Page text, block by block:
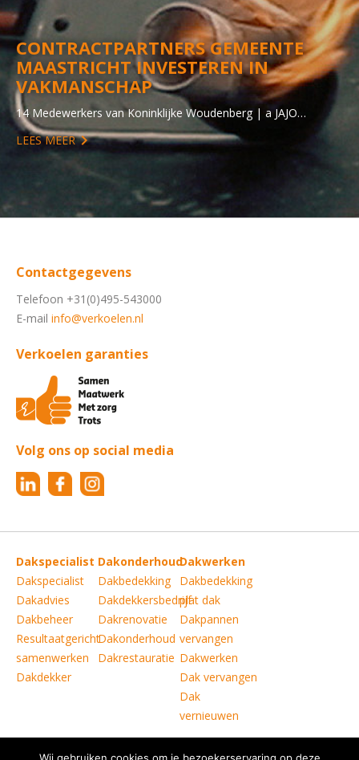
CONTRACTPARTNERS GEMEENTE
MAASTRICHT INVESTEREN IN
VAKMANSCHAP
14 Medewerkers van Koninklijke Woudenberg | a JAJO…
LEES MEER
Contactgegevens
Telefoon +31(0)495-543000
E-mail info@verkoelen.nl
Verkoelen garanties
Volg ons op social media
Dakspecialist
Dakspecialist
Dakadvies
Dakbeheer
Resultaatgericht
samenwerken
Dakdekker
Dakonderhoud
Dakbedekking
Dakdekkersbedrijf
Dakrenovatie
Dakonderhoud
Dakrestauratie
Dakwerken
Dakbedekking
plat dak
Dakpannen
vervangen
Dakwerken
Dak vervangen
Dak
vernieuwen